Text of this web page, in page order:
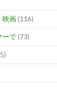
映画 (116)
ーで (73)